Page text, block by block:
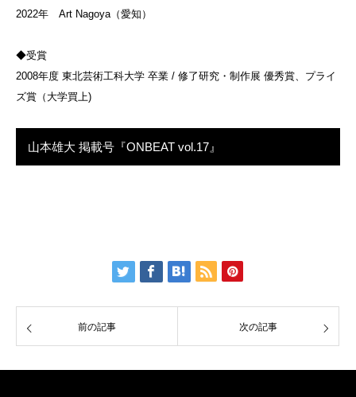
2022年 Art Nagoya（愛知）
◆受賞
2008年度 東北芸術工科大学 卒業 / 修了研究・制作展 優秀賞、プライ
ズ賞（大学買上)
山本雄大 掲載号『ONBEAT vol.17』
前の記事 次の記事